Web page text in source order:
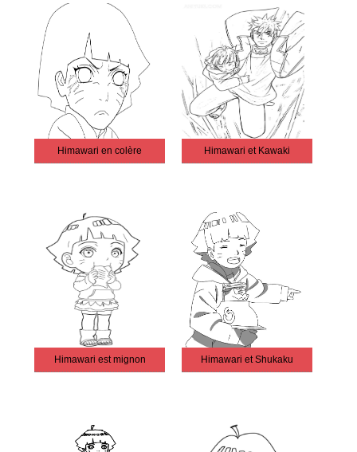
Himawari en colère Himawari et Kawaki
Himawari est mignon Himawari et Shukaku